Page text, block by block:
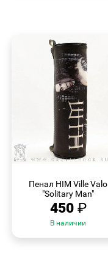
Пенал HIM Ville Valo
"Solitary Man"
450 ₽
В наличии